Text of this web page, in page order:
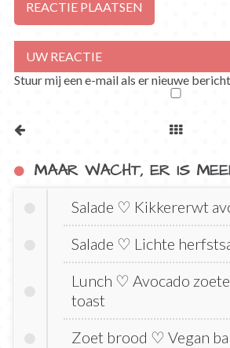
Stuur mij een e-mail als er nieuwe
MAAR WACHT, ER IS
Salade ♡ Kikkererwt
Salade ♡ Lichte
Lunch ♡ Avocado
toast
Zoet brood ♡ Vegan